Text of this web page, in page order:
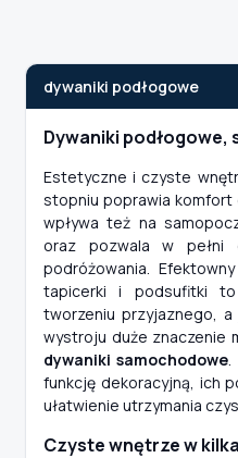
dywaniki podłogowe
Dywaniki podłogowe,
Estetyczne i czyste
stopniu poprawia komfort
wpływa też na
oraz pozwala w pełni
podróżowania.
tapicerki i podsufitki
tworzeniu przyjaznego,
wystroju duże znaczenie
dywaniki samochodowe.
funkcję dekoracyjną, ich
ułatwienie utrzymania
Czyste wnętrze w